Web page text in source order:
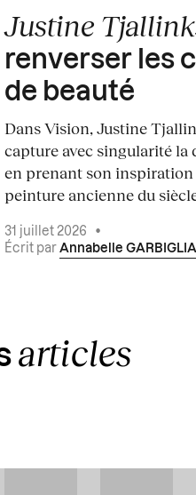
Justine
renverser les
de beauté
Dans Vision, Justine
capture avec singularité la
en prenant son inspiration
peinture ancienne du
31 juillet 2026
•
Écrit par Annabelle GARBIGLIA
articles